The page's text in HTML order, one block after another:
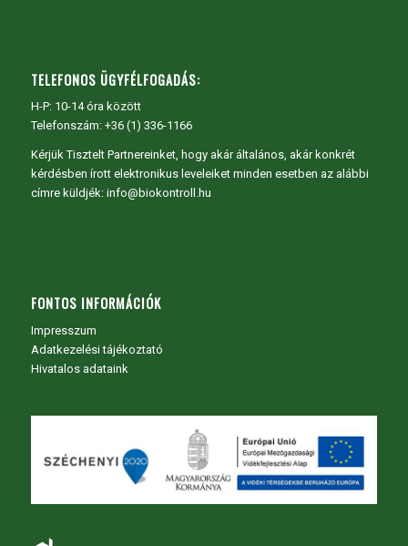
TELEFONOS ÜGYFÉLFOGADÁS:
H-P: 10-14 óra között
Telefonszám: +36 (1) 336-1166
Kérjük Tisztelt Partnereinket, hogy akár általános, akár konkrét
kérdésben írott elektronikus leveleiket minden esetben az alábbi
címre küldjék: info@biokontroll.hu
FONTOS INFORMÁCIÓK
Impresszum
Adatkezelési tájékoztató
Hivatalos adataink